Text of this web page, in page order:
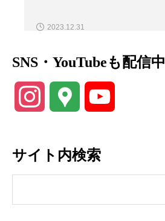
2023.12.31
SNS・YouTubeも配信中
Instagram Google
サイト内検索